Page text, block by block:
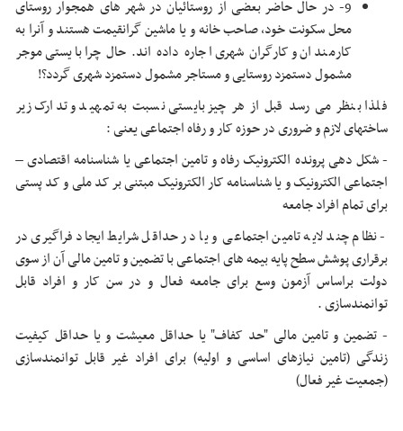
9- در حال حاضر بعضی از روستائیان در شهر های همجوار روستای
محل سکونت خود، صاحب خانه و یا ماشین گرانقیمت هستند و آنرا به
کارمندان و کارگران شهری اجاره داده اند. حال چرا بایستی موجر
مشمول دستمزد روستایی و مستاجر مشمول دستمزد شهری گردد؟!
فلذا بنظر می رسد قبل از هر چیز بایستی نسبت به تمهید و تدارک زیر
ساختهای لازم و ضروری در حوزه کار و رفاه اجتماعی یعنی :
- شکل دهی پرونده الکترونیک رفاه و تامین اجتماعی یا شناسنامه اقتصادی –
اجتماعی الکترونیک و یا شناسنامه کار الکترونیک مبتنی بر کد ملی و کد پستی
برای تمام افراد جامعه
- نظام چند لایه تامین اجتماعی و یا در حداقل شرایط ایجاد فراگیری در
برقراری پوشش سطح پایه بیمه های اجتماعی با تضمین و تامین مالی آن از سوی
دولت براساس آزمون وسع برای جامعه فعال و در سن کار و افراد قابل
توانمندسازی .
- تضمین و تامین مالی "حد کفاف" یا حداقل معیشت و یا حداقل کیفیت
زندگی (تامین نیازهای اساسی و اولیه) برای افراد غیر قابل توانمندسازی
(جمعیت غیر فعال)